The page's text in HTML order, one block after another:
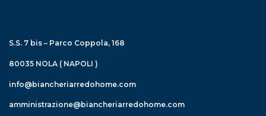
S.S. 7 bis – Parco Coppola, 168
80035 NOLA ( NAPOLI )
info@biancheriarredohome.com
amministrazione@biancheriarredohome.com